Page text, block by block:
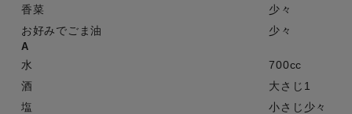
香菜
少々
お好みでごま油
少々
A
水
700cc
酒
大さじ1
塩
小さじ少々